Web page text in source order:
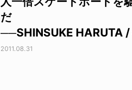
だ
──SHINSUKE HARUTA /
2011.08.31